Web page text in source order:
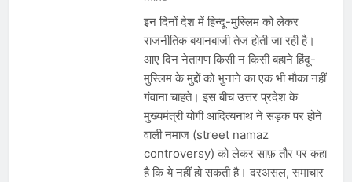
इन दिनों देश में हिन्दू-मुस्लिम को लेकर
राजनीतिक बयानबाजी तेज होती जा रही है।
आए दिन नेतागण किसी न किसी बहाने हिंदू-
मुस्लिम के मुद्दों को भुनाने का एक भी मौका नहीं
गंवाना चाहते। इस बीच उत्तर प्रदेश के
मुख्यमंत्री योगी आदित्यनाथ ने सड़क पर होने
वाली नमाज (street namaz
controversy) को लेकर साफ़ तौर पर कहा
है कि ये नहीं हो सकती है। दरअसल, समाचार